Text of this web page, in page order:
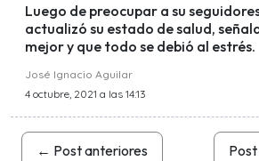
Luego de preocupar a su
actualizó su estado de salud,
mejor y que todo se debió al estrés.
José Ignacio Aguilar
4 octubre, 2021 a las 14:13
← Post anteriores